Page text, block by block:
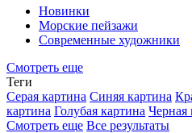
Новинки
Морские пейзажи
Современные художники
Смотреть еще
Теги
Серая картина Синяя картина
картина Голубая картина Черная
Смотреть еще Все результаты